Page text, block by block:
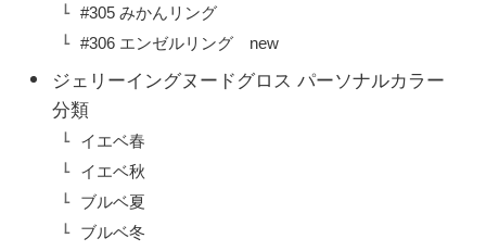
#305 みかんリング
#306 エンゼルリング new
ジェリーイングヌードグロス パーソナルカラー
分類
イエベ春
イエベ秋
ブルベ夏
ブルベ冬